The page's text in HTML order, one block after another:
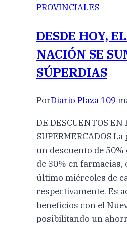
PROVINCIALES
DESDE HOY,
NACIÓN SE
SÚPERDIAS
PorDiario Plaza 109
DE DESCUENTOS EN
SUPERMERCADOS
un descuento de
de 30% en
último miércoles de
respectivamente. Es
beneficios con el
posibilitando un